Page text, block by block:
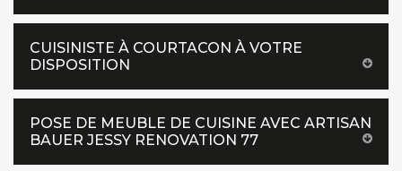
CUISINISTE À COURTACON À VOTRE
DISPOSITION
POSE DE MEUBLE DE CUISINE AVEC ARTISAN
BAUER JESSY RENOVATION 77